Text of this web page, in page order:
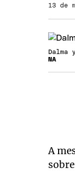
13 de
Dalma
NA
A